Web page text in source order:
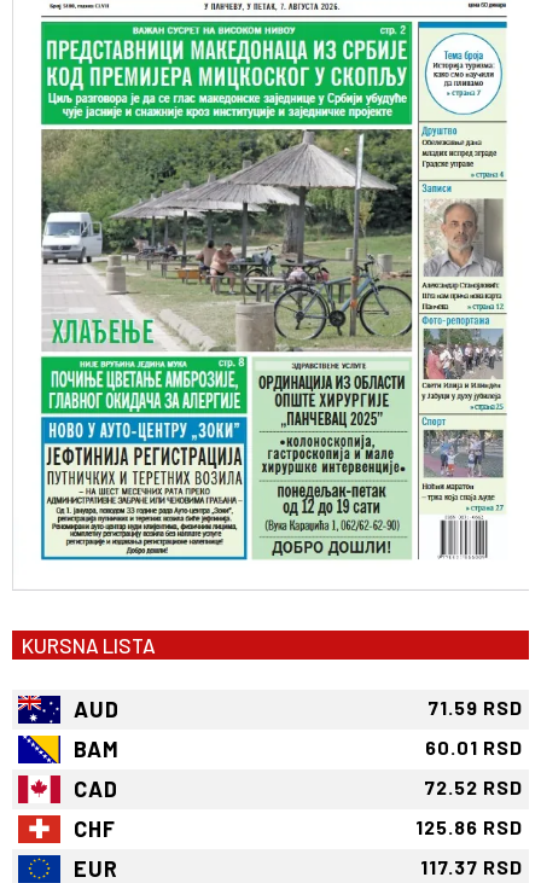
KURSNA LISTA
AUD 71.59 RSD
BAM 60.01 RSD
CAD 72.52 RSD
CHF 125.86 RSD
EUR 117.37 RSD